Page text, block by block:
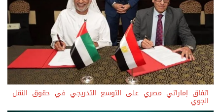
اتفاق إماراتي مصري على التوسع التدريجي في حقوق النقل
الجوي